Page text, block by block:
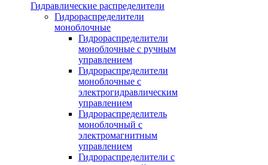
Гидравлические распределители
Гидрораспределители
моноблочные
Гидрораспределители
моноблочные с ручным
управлением
Гидрораспределители
моноблочные с
электрогидравлическим
управлением
Гидрораспределитель
моноблочный с
электромагнитным
управлением
Гидрораспределители с